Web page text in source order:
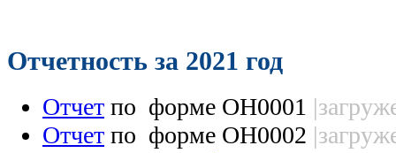
Отчетность за 2021 год
Отчет по форме ОН0001
Отчет по форме ОН0002